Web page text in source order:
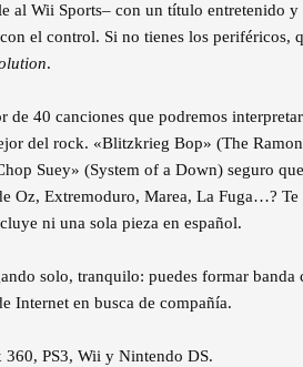
al Wii Sports– con un título entretenido
el control. Si no tienes los periféricos,
.
de 40 canciones que podremos
del rock. «Blitzkrieg Bop» (The
Suey» (System of a Down) seguro
Oz, Extremoduro, Marea, La Fuga…?
ni una sola pieza en español.
solo, tranquilo: puedes formar banda
Internet en busca de compañía.
PS3, Wii y Nintendo DS.